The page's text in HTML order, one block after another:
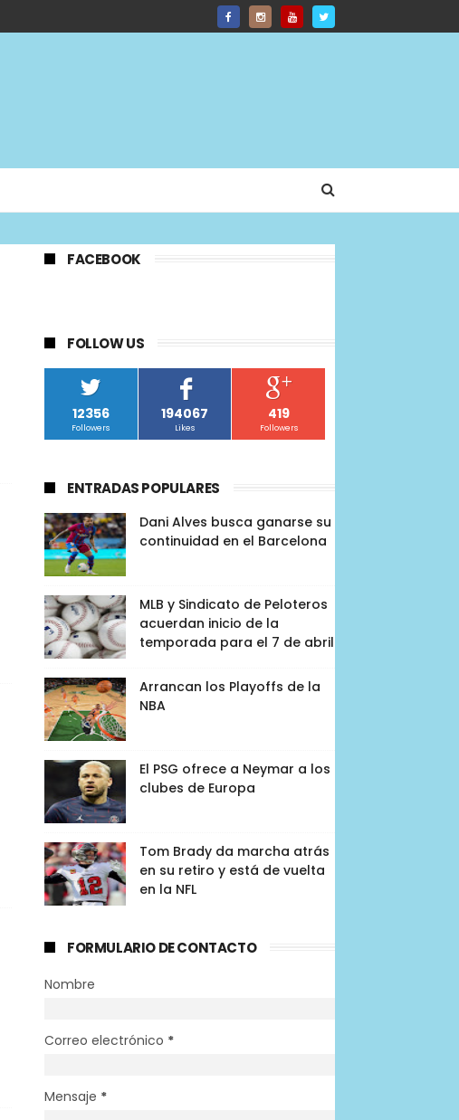
FACEBOOK
FOLLOW US
12356
Followers
194067
Likes
419
Followers
ENTRADAS POPULARES
Dani Alves busca ganarse su
continuidad en el Barcelona
MLB y Sindicato de Peloteros
acuerdan inicio de la
temporada para el 7 de abril
Arrancan los Playoffs de la
NBA
El PSG ofrece a Neymar a los
clubes de Europa
Tom Brady da marcha atrás
en su retiro y está de vuelta
en la NFL
FORMULARIO DE CONTACTO
Nombre
Correo electrónico *
Mensaje *